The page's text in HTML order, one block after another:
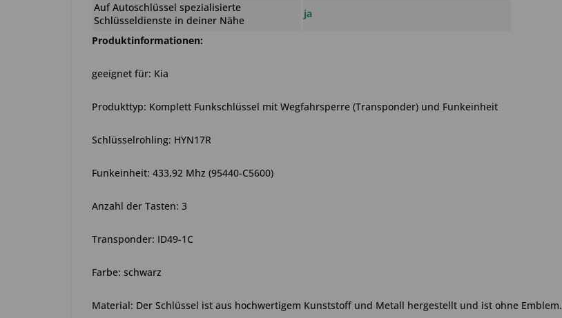
Auf Autoschlüssel spezialisierte
Schlüsseldienste in deiner Nähe
ja
Produktinformationen:
geeignet für: Kia
Produkttyp: Komplett Funkschlüssel mit Wegfahrsperre (Transponder) und Funkeinheit
Schlüsselrohling: HYN17R
Funkeinheit: 433,92 Mhz (95440-C5600)
Anzahl der Tasten: 3
Transponder: ID49-1C
Farbe: schwarz
Material: Der Schlüssel ist aus hochwertigem Kunststoff und Metall hergestellt und ist ohne Emblem.